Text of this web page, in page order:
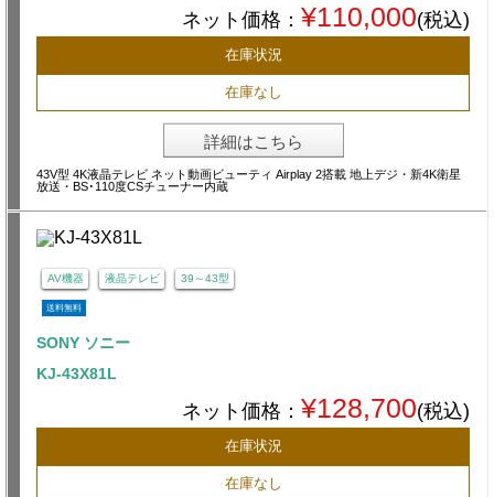
ネット価格： ¥110,000(税込)
在庫状況
在庫なし
詳細はこちら
43V型 4K液晶テレビ ネット動画ビューティ Airplay 2搭載 地上デジ・新4K衛星
放送・BS･110度CSチューナー内蔵
AV機器 液晶テレビ 39～43型
送料無料
SONY ソニー
KJ-43X81L
ネット価格： ¥128,700(税込)
在庫状況
在庫なし